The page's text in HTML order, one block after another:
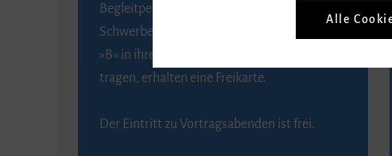
Begleitpersonen von Menschen mit
Schwerbehinderung, die das Merkzeichen
»B« in ihrem Schwerbehindertenausweis
tragen, erhalten eine Freikarte.
Der Eintritt zu Vortragsabenden ist frei.
Alle